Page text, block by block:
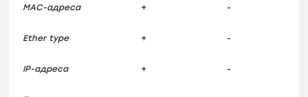
MAC-адреса + -
Ether type + -
IP-адреса + -